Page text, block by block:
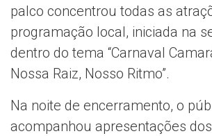
palco concentrou todas as
programação local, iniciada na
dentro do tema “Carnaval
Nossa Raiz, Nosso Ritmo”.
Na noite de encerramento, o
acompanhou apresentações